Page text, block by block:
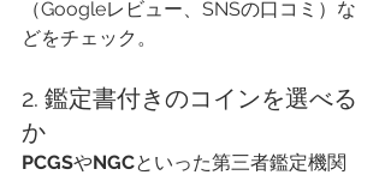
（Googleレビュー、SNSの口コミ）な
どをチェック。
2. 鑑定書付きのコインを選べる
か
PCGSやNGCといった第三者鑑定機関